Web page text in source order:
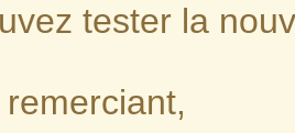
tester la